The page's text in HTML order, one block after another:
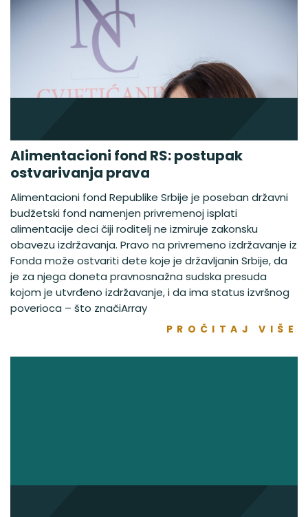
Alimentacioni fond RS: postupak
ostvarivanja prava
Alimentacioni fond Republike Srbije je poseban državni
budžetski fond namenjen privremenoj isplati
alimentacije deci čiji roditelj ne izmiruje zakonsku
obavezu izdržavanja. Pravo na privremeno izdržavanje iz
Fonda može ostvariti dete koje je državljanin Srbije, da
je za njega doneta pravnosnažna sudska presuda
kojom je utvrđeno izdržavanje, i da ima status izvršnog
poverioca – što značiArray
PROČITAJ VIŠE